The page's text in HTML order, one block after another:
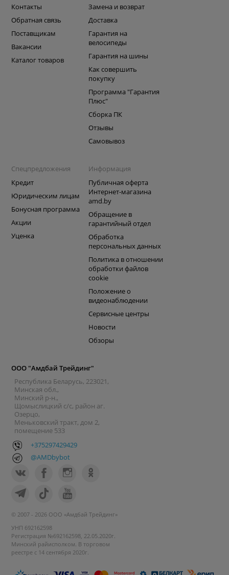
Контакты
Обратная связь
Поставщикам
Вакансии
Каталог товаров
Замена и возврат
Доставка
Гарантия на
велосипеды
Гарантия на шины
Как совершить
покупку
Программа "Гарантия
Плюс"
Сборка ПК
Отзывы
Самовывоз
Спецпредложения
Кредит
Юридическим лицам
Бонусная программа
Акции
Уценка
Информация
Публичная оферта
Интернет-магазина
amd.by
Обращение в
гарантийный отдел
Обработка
персональных данных
Политика в отношении
обработки файлов
cookie
Положение о
видеонаблюдении
Сервисные центры
Новости
Обзоры
ООО "Амдбай Трейдинг"
Республика Беларусь, 223021,
Минская обл.,
Минский р-н.,
Щомыслицкий с/с, район аг.
Озерцо,
Меньковский тракт, дом 2,
помещение 533
+375297429429
@AMDbybot
© 2007 - 2026 ООО «Амдбай Трейдинг»
УНП 692162598
Регистрация №692162598, 22.05.2020г.
Минский райисполком. В торговом
реестре с 14 сентября 2020г.